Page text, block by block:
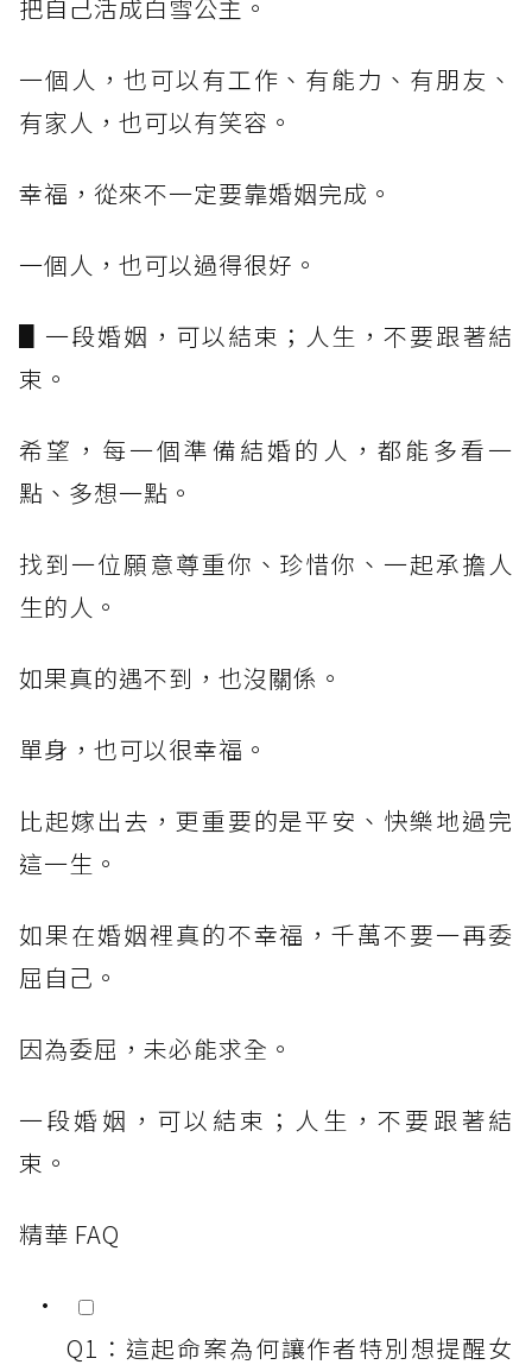
把自己活成白雪公主。
一個人，也可以有工作、有能力、有朋友、
有家人，也可以有笑容。
幸福，從來不一定要靠婚姻完成。
一個人，也可以過得很好。
▋一段婚姻，可以結束；人生，不要跟著結
束。
希望，每一個準備結婚的人，都能多看一
點、多想一點。
找到一位願意尊重你、珍惜你、一起承擔人
生的人。
如果真的遇不到，也沒關係。
單身，也可以很幸福。
比起嫁出去，更重要的是平安、快樂地過完
這一生。
如果在婚姻裡真的不幸福，千萬不要一再委
屈自己。
因為委屈，未必能求全。
一段婚姻，可以結束；人生，不要跟著結
束。
精華 FAQ
Q1：這起命案為何讓作者特別想提醒女